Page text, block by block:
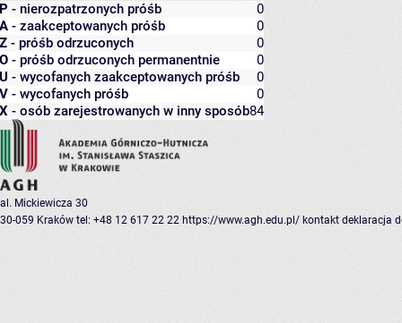
P - nierozpatrzonych próśb
0
A - zaakceptowanych próśb
0
Z - próśb odrzuconych
0
O - próśb odrzuconych permanentnie
0
U - wycofanych zaakceptowanych próśb
0
V - wycofanych próśb
0
X - osób zarejestrowanych w inny sposób84
al. Mickiewicza 30
30-059 Kraków tel: +48 12 617 22 22 https://www.agh.edu.pl/ kontakt deklaracja